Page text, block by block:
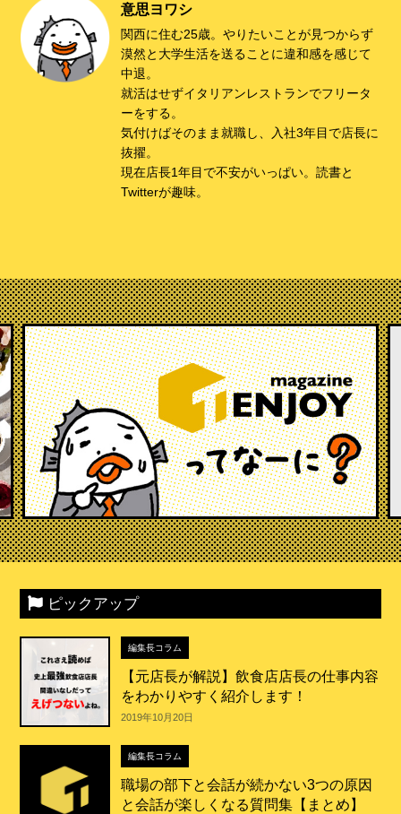
意思ヨワシ
関西に住む25歳。やりたいことが見つからず
漠然と大学生活を送ることに違和感を感じて
中退。
就活はせずイタリアンレストランでフリータ
ーをする。
気付けばそのまま就職し、入社3年目で店長に
抜擢。
現在店長1年目で不安がいっぱい。読書と
Twitterが趣味。
ピックアップ
編集長コラム
【元店長が解説】飲食店店長の仕事内容
をわかりやすく紹介します！
2019年10月20日
編集長コラム
職場の部下と会話が続かない3つの原因
と会話が楽しくなる質問集【まとめ】